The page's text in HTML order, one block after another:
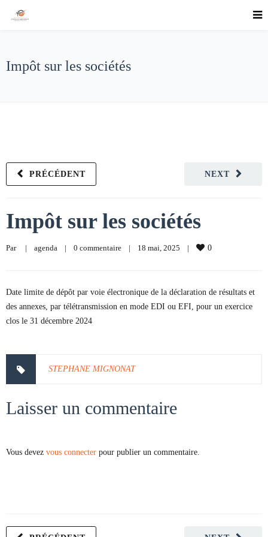
Impôt sur les sociétés
NEXT
PRÉCÉDENT
Impôt sur les sociétés
Par | agenda | 0 commentaire | 18 mai, 2025 | 0
Date limite de dépôt par voie électronique de la déclaration de résultats et
des annexes, par télétransmission en mode EDI ou EFI, pour un exercice
clos le 31 décembre 2024
STEPHANE MIGNONAT
Laisser un commentaire
Vous devez vous connecter pour publier un commentaire.